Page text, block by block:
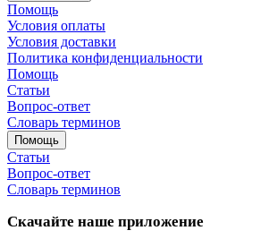
Помощь
Условия оплаты
Условия доставки
Политика конфиденциальности
Помощь
Статьи
Вопрос-ответ
Словарь терминов
Помощь
Статьи
Вопрос-ответ
Словарь терминов
Скачайте наше приложение